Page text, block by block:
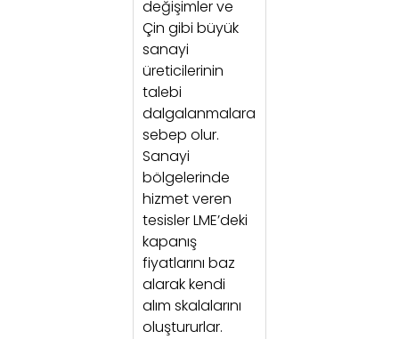
değişimler ve
Çin gibi büyük
sanayi
üreticilerinin
talebi
dalgalanmalara
sebep olur.
Sanayi
bölgelerinde
hizmet veren
tesisler LME’deki
kapanış
fiyatlarını baz
alarak kendi
alım skalalarını
oluştururlar.